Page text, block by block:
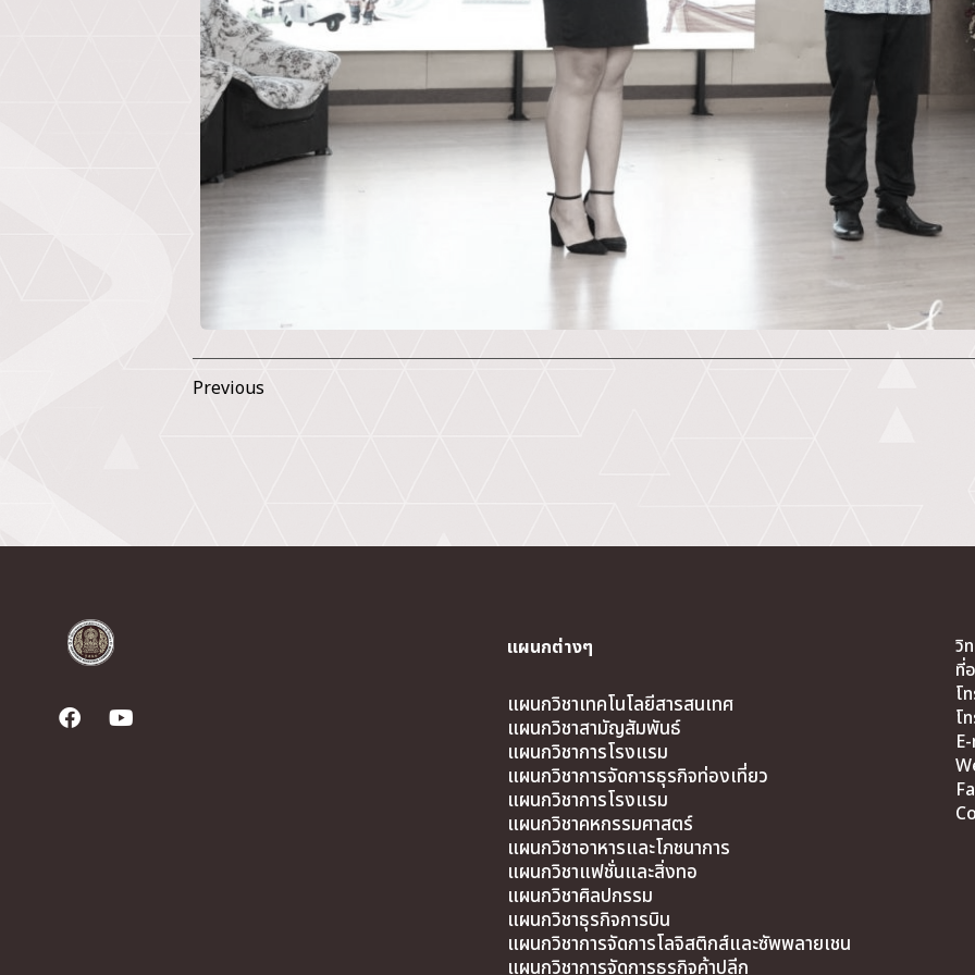
Previous
แผนกต่างๆ
แผนกวิชาเทคโนโลยีสารสนเทศ
แผนกวิชาสามัญสัมพันธ์
แผนกวิชาการโรงแรม
แผนกวิชาการจัดการธุรกิจท่องเที่ยว
แผนกวิชาการโรงแรม
แผนกวิชาคหกรรมศาสตร์
แผนกวิชาอาหารและโภชนาการ
แผนกวิชาแฟชั่นและสิ่งทอ
แผนกวิชาศิลปกรรม
แผนกวิชาธุรกิจการบิน
แผนกวิชาการจัดการโลจิสติกส์และซัพพลายเชน
แผนกวิชาการจัดการธุรกิจค้าปลีก
วิ
ที่
โ
โ